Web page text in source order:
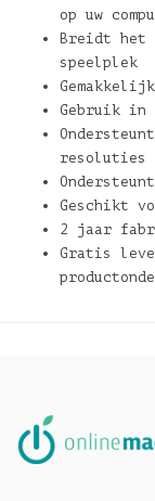
op uw
Breidt het
speelplek
Gebruik in
resoluties
Geschikt
2 jaar
Gratis